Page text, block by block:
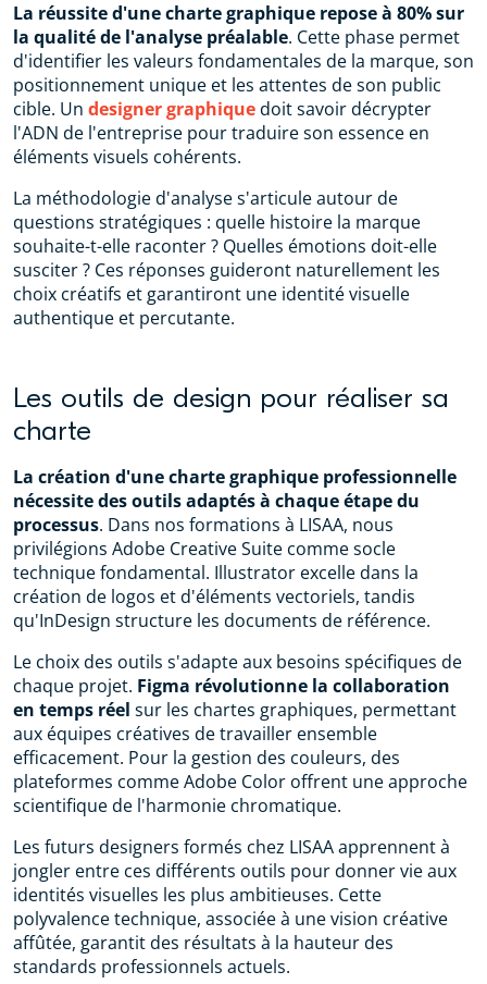
La réussite d'une charte graphique repose à 80% sur
la qualité de l'analyse préalable. Cette phase permet
d'identifier les valeurs fondamentales de la marque, son
positionnement unique et les attentes de son public
cible. Un designer graphiquedoit savoir décrypter
l'ADN de l'entreprise pour traduire son essence en
éléments visuels cohérents.
La méthodologie d'analyse s'articule autour de
questions stratégiques : quelle histoire la marque
souhaite-t-elle raconter ? Quelles émotions doit-elle
susciter ? Ces réponses guideront naturellement les
choix créatifs et garantiront une identité visuelle
authentique et percutante.
Les outils de design pour réaliser sa
charte
La création d'une charte graphique professionnelle
nécessite des outils adaptés à chaque étape du
processus. Dans nos formations à LISAA, nous
privilégions Adobe Creative Suite comme socle
technique fondamental. Illustrator excelle dans la
création de logos et d'éléments vectoriels, tandis
qu'InDesign structure les documents de référence.
Le choix des outils s'adapte aux besoins spécifiques de
chaque projet. Figma révolutionne la collaboration
en temps réel sur les chartes graphiques, permettant
aux équipes créatives de travailler ensemble
efficacement. Pour la gestion des couleurs, des
plateformes comme Adobe Color offrent une approche
scientifique de l'harmonie chromatique.
Les futurs designers formés chez LISAA apprennent à
jongler entre ces différents outils pour donner vie aux
identités visuelles les plus ambitieuses. Cette
polyvalence technique, associée à une vision créative
affûtée, garantit des résultats à la hauteur des
standards professionnels actuels.